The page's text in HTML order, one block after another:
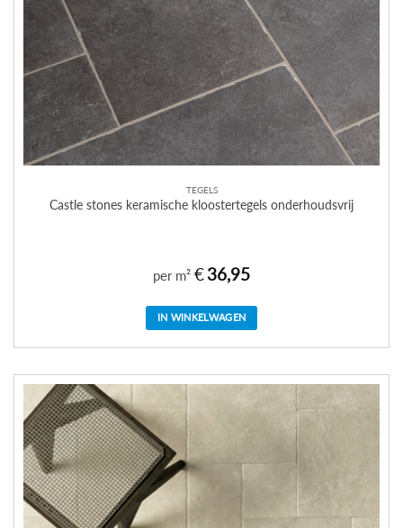
TEGELS
Castle stones keramische kloostertegels onderhoudsvrij
per m² €36,95
IN WINKELWAGEN